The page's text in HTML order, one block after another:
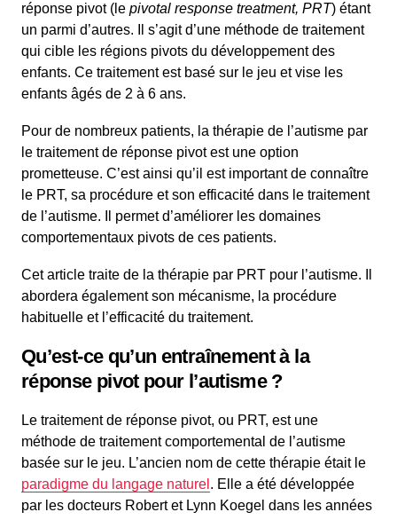
réponse pivot (le pivotal response treatment, PRT) étant
un parmi d’autres. Il s’agit d’une méthode de traitement
qui cible les régions pivots du développement des
enfants. Ce traitement est basé sur le jeu et vise les
enfants âgés de 2 à 6 ans.
Pour de nombreux patients, la thérapie de l’autisme par
le traitement de réponse pivot est une option
prometteuse. C’est ainsi qu’il est important de connaître
le PRT, sa procédure et son efficacité dans le traitement
de l’autisme. Il permet d’améliorer les domaines
comportementaux pivots de ces patients.
Cet article traite de la thérapie par PRT pour l’autisme. Il
abordera également son mécanisme, la procédure
habituelle et l’efficacité du traitement.
Qu’est-ce qu’un entraînement à la
réponse pivot pour l’autisme ?
Le traitement de réponse pivot, ou PRT, est une
méthode de traitement comportemental de l’autisme
basée sur le jeu. L’ancien nom de cette thérapie était le
paradigme du langage naturel . Elle a été développée
par les docteurs Robert et Lynn Koegel dans les années